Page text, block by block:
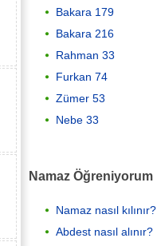
Bakara 179
Bakara 216
Rahman 33
Furkan 74
Zümer 53
Nebe 33
Namaz Öğreniyorum
Namaz nasıl kılınır?
Abdest nasıl alınır?